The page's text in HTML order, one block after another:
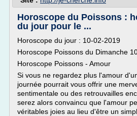
Horoscope du Poissons :
du jour pour le ...
Horoscope du jour : 10-02-2019
Horoscope Poissons du Dimanche
Horoscope Poissons - Amour
Si vous ne regardez plus l'amour
journée pourrait vous offrir une
sentimentale ou des retrouvailles
serez alors convaincu que l'amour
véritables joies au lieu d'être un